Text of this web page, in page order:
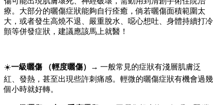
☀️一級曬傷 （輕度曬傷）
→ 一般常見的症狀有淺層肌膚泛
紅、發熱，甚至出現些許刺痛感。輕微的曬傷症狀有機會過幾
個小時就好轉。